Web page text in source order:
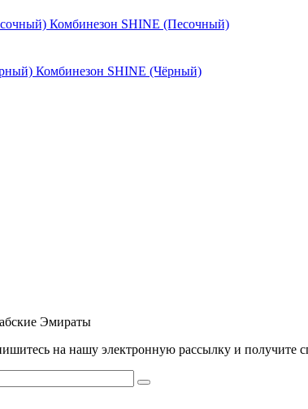
Комбинезон SHINE (Песочный)
Комбинезон SHINE (Чёрный)
Эмираты
на нашу электронную рассылку и получите